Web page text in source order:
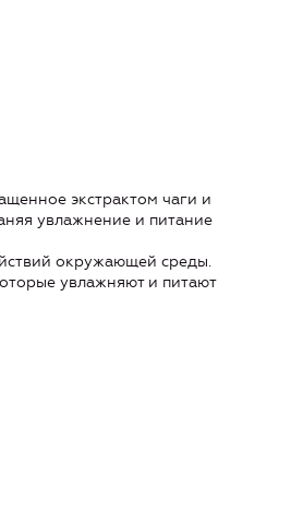
экстрактом чаги и
увлажнение и питание
окружающей среды.
увлажняют и питают